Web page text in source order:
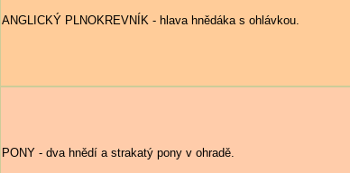
ANGLICKÝ PLNOKREVNÍK - hlava hnědáka s ohlávkou.
PONY - dva hnědí a strakatý pony v ohradě.